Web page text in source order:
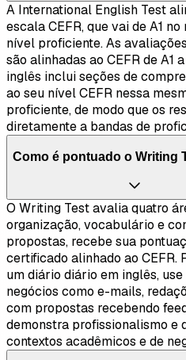
A International English Test
escala CEFR, que vai de A1
nível proficiente. As
são alinhadas ao CEFR de A1
inglês inclui seções de
ao seu nível CEFR nessa
proficiente, de modo que os
diretamente a bandas de
Como é pontuado o Writing
O Writing Test avalia quatro
organização, vocabulário e
propostas, recebe sua
certificado alinhado ao CEFR.
um diário diário em inglês,
negócios como e-mails,
com propostas recebendo
demonstra profissionalismo e
contextos acadêmicos e de